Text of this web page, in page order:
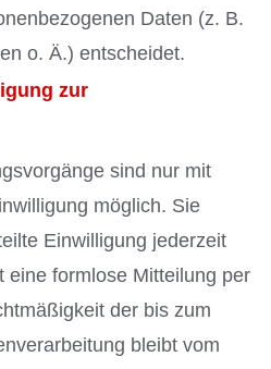
Daten (z. B.
o. Ä.) entscheidet.
zur
sind nur mit
möglich. Sie
Einwilligung jederzeit
eine formlose Mitteilung per
der bis zum
bleibt vom